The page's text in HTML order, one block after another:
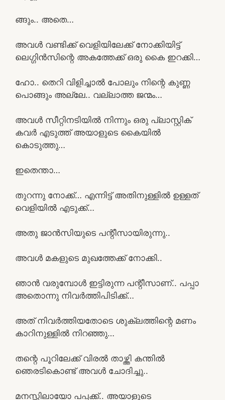
ങ്ങും.. അതെ…
അവൾ വണ്ടിക്ക് വെളിയിലേക്ക് നോക്കിയിട്ട്
ലെഗ്ഗിൻസിന്റെ അകത്തേക്ക് ഒരു കൈ ഇറക്കി…
ഹോ.. തെറി വിളിച്ചാൽ പോലും നിന്റെ കുണ്ണ
പൊങ്ങും അല്ലേ.. വല്ലാത്ത ജന്മം…
അവൾ സീറ്റിനടിയിൽ നിന്നും ഒരു പ്ലാസ്റ്റിക്
കവർ എടുത്ത് അയാളുടെ കൈയിൽ
കൊടുത്തു…
ഇതെന്താ…
തുറന്നു നോക്ക്… എന്നിട്ട് അതിനുള്ളിൽ ഉള്ളത്
വെളിയിൽ എടുക്ക്…
അതു ജാൻസിയുടെ പന്റീസായിരുന്നു..
അവൾ മകളുടെ മുഖത്തേക്ക് നോക്കി..
ഞാൻ വരുമ്പോൾ ഇട്ടിരുന്ന പന്റീസാണ്.. പപ്പാ
അതൊന്നു നിവർത്തിപിടിക്ക്…
അത് നിവർത്തിയതോടെ ശുക്ലത്തിന്റെ മണം
കാറിനുള്ളിൽ നിറഞ്ഞു…
തന്റെ പൂറിലേക്ക് വിരൽ താഴ്ത്തി കന്തിൽ
ഞെരടികൊണ്ട് അവൾ ചോദിച്ചു..
മനസ്സിലായോ പപ്പക്ക്.. അയാളുടെ